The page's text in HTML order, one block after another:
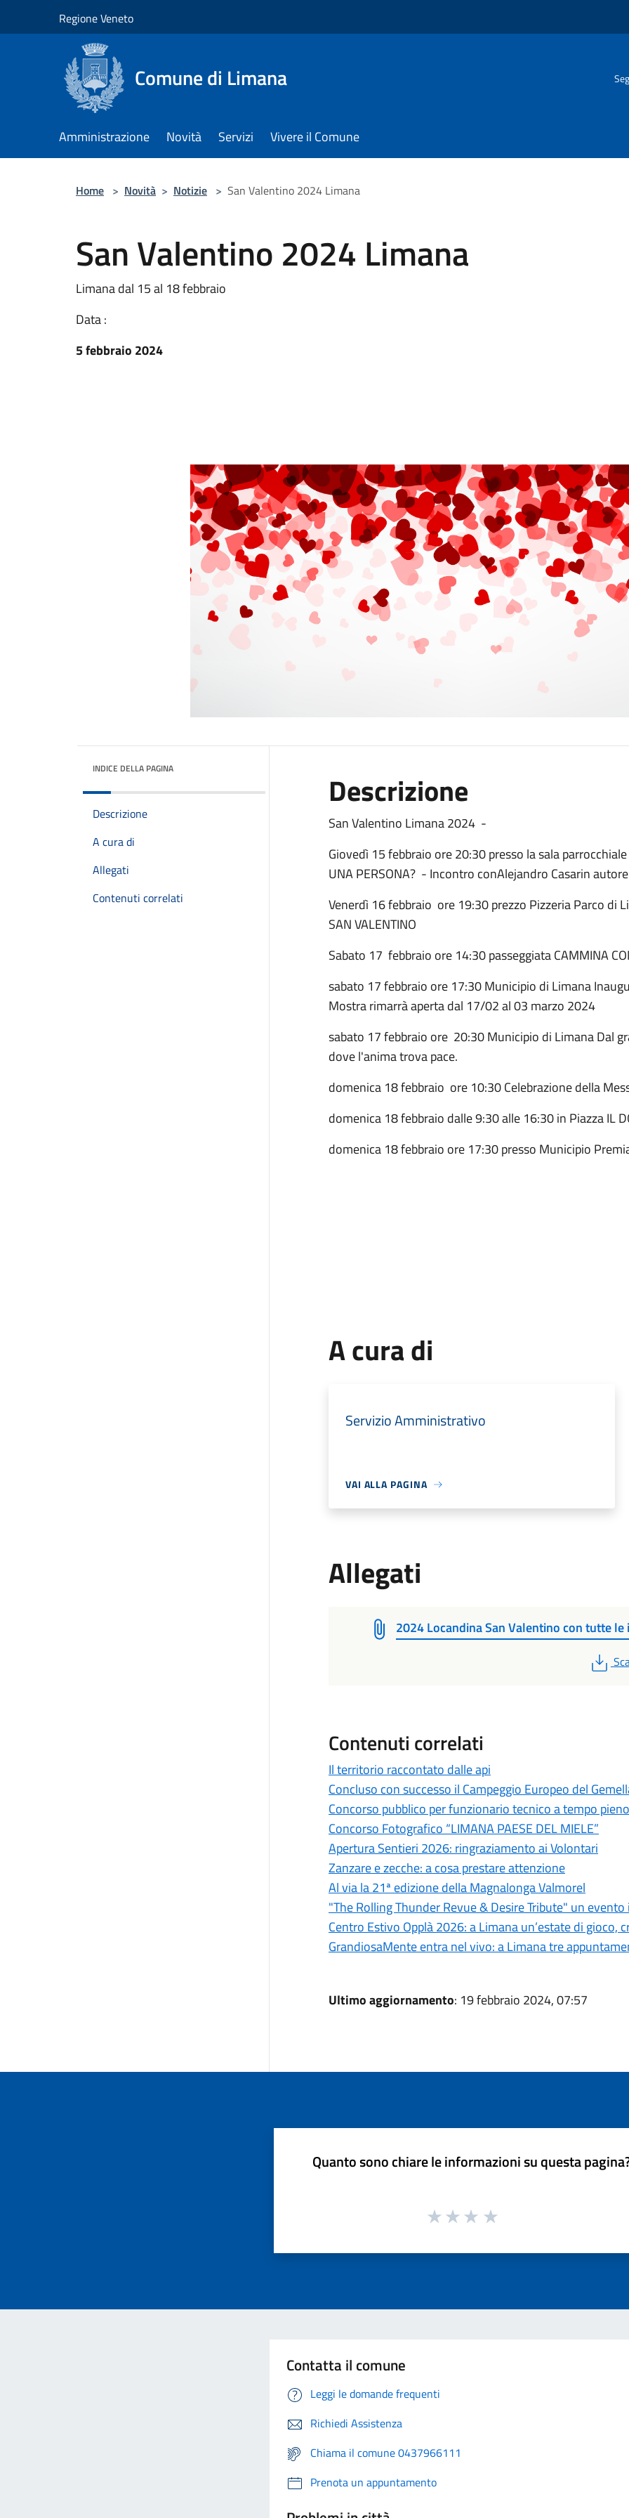
Regione Veneto
Comune di Limana
Amministrazione Novità Servizi Vivere il Comune
Home > Novità > Notizie > San Valentino 2024 Limana
San Valentino 2024 Limana
Limana dal 15 al 18 febbraio
Data :
5 febbraio 2024
INDICE DELLA PAGINA
Descrizione
A cura di
Allegati
Contenuti correlati
Descrizione
San Valentino Limana 2024 -
Giovedì 15 febbraio ore 20:30 presso la sala parrocchiale
UNA PERSONA? - Incontro conAlejandro Casarin
Venerdì 16 febbraio ore 19:30 prezzo Pizzeria Parco di
SAN VALENTINO
Sabato 17 febbraio ore 14:30 passeggiata CAMMINA
sabato 17 febbraio ore 17:30 Municipio di Limana
Mostra rimarrà aperta dal 17/02 al 03 marzo 2024
sabato 17 febbraio ore 20:30 Municipio di Limana Dal
dove l'anima trova pace.
domenica 18 febbraio ore 10:30 Celebrazione della
domenica 18 febbraio dalle 9:30 alle 16:30 in Piazza IL
domenica 18 febbraio ore 17:30 presso Municipio
A cura di
Servizio Amministrativo
VAI ALLA PAGINA
Allegati
2024 Locandina San Valentino con tutte le
Contenuti correlati
Il territorio raccontato dalle api
Concluso con successo il Campeggio Europeo del
Concorso pubblico per funzionario tecnico a tempo
Concorso Fotografico “LIMANA PAESE DEL MIELE”
Apertura Sentieri 2026: ringraziamento ai Volontari
Zanzare e zecche: a cosa prestare attenzione
Al via la 21ª edizione della Magnalonga Valmorel
"The Rolling Thunder Revue & Desire Tribute" un
Centro Estivo Opplà 2026: a Limana un’estate di gioco,
GrandiosaMente entra nel vivo: a Limana tre
Ultimo aggiornamento: 19 febbraio 2024, 07:57
Quanto sono chiare le informazioni su questa
Contatta il comune
Leggi le domande frequenti
Richiedi Assistenza
Chiama il comune 0437966111
Prenota un appuntamento